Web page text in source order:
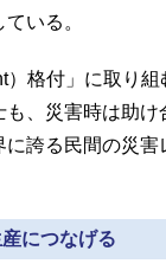
いる。
格付」に取り組
、災害時は助け
誇る民間の災害
につなげる